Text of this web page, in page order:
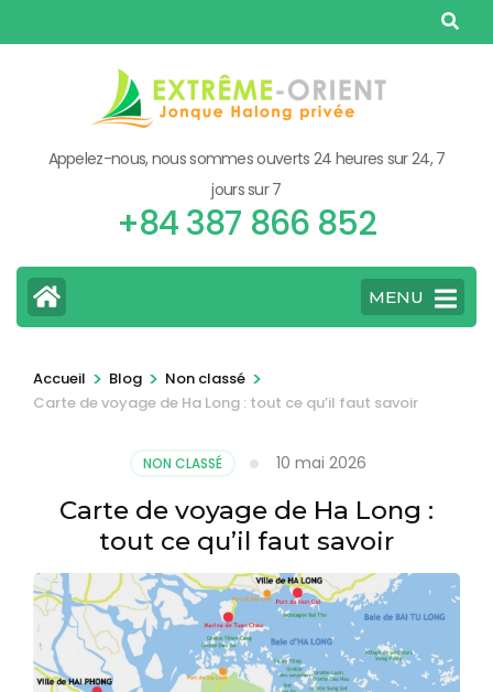
au
Appelez-nous, nous sommes ouverts 24 heures sur 24, 7
jours sur 7
+84 387 866 852
MENU
Accueil > Blog > Non classé >
Carte de voyage de Ha Long : tout ce qu’il faut savoir
NON CLASSÉ 10 mai 2026
Carte de voyage de Ha Long :
tout ce qu’il faut savoir